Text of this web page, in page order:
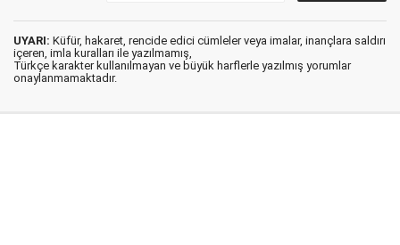
UYARI: Küfür, hakaret, rencide edici cümleler veya imalar, inançlara saldırı
içeren, imla kuralları ile yazılmamış,
Türkçe karakter kullanılmayan ve büyük harflerle yazılmış yorumlar
onaylanmamaktadır.